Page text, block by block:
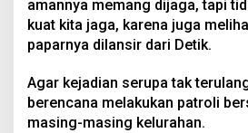
amannya memang dijaga, tapi
kuat kita jaga, karena juga
paparnya dilansir dari Detik.
Agar kejadian serupa tak
berencana melakukan patroli
masing-masing kelurahan.